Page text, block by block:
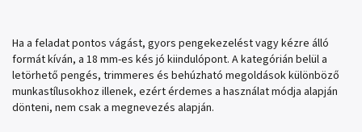
Ha a feladat pontos vágást, gyors pengekezelést vagy kézre álló
formát kíván, a 18 mm-es kés jó kiindulópont. A kategórián belül a
letörhető pengés, trimmeres és behúzható megoldások különböző
munkastílusokhoz illenek, ezért érdemes a használat módja alapján
dönteni, nem csak a megnevezés alapján.